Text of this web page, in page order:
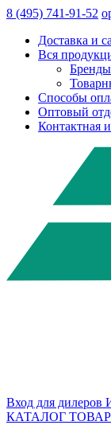
8 (495) 741-91-52
Доставка и
Вся
Бренды
Способы
Оптовый
Контактная
Вход для дилеров
КАТАЛОГ